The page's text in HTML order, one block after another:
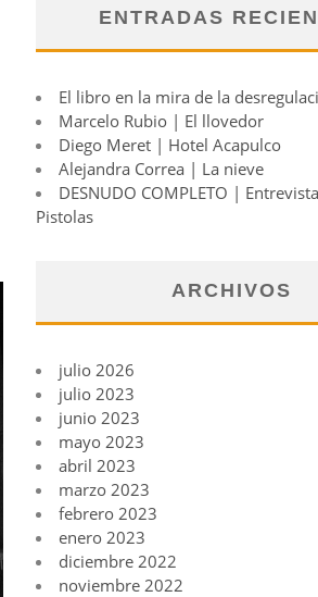
ENTRADAS
El libro en la mira de la
Marcelo Rubio | El llovedor
Diego Meret | Hotel Acapulco
Alejandra Correa | La nieve
DESNUDO COMPLETO |
Pistolas
ARCHIVOS
julio 2026
julio 2023
junio 2023
mayo 2023
abril 2023
marzo 2023
febrero 2023
enero 2023
diciembre 2022
noviembre 2022